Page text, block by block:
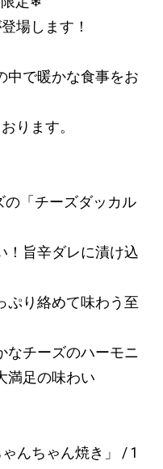
場します！
中で暖かな食事をお
ります。
の「チーズダッカル
！旨辛ダレに漬け込
ぷり絡めて味わう至
なチーズのハーモニ
満足の味わい
んちゃん焼き」 / 1